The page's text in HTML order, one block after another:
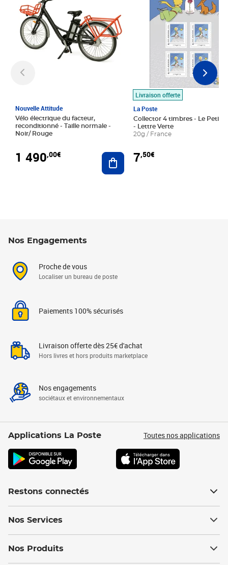
Nouvelle Attitude
Vélo électrique du facteur,
reconditionné - Taille normale -
Noir/ Rouge
1 490,00€ Ajouter au panier
Livraison offerte
La Poste
Collector 4 timbres - Le Petit
- Lettre Verte
20g / France
7,50€
Nos Engagements
Proche de vous
Localiser un bureau de poste
Paiements 100% sécurisés
Livraison offerte dès 25€ d'achat
Hors livres et hors produits marketplace
Nos engagements
sociétaux et environnementaux
Applications La Poste Toutes nos applications
Restons connectés
Nos Services
Nos Produits